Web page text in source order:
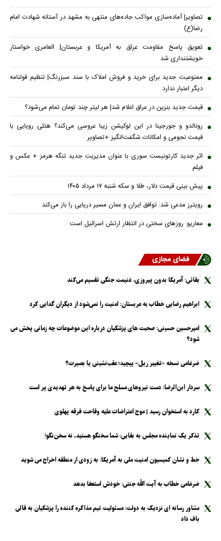
تصاویر| آماده‌سازی مواکب جاده‌های منتهی به مشهد در آستانه شهادت امام
رضا(ع)
تعویق پاسخ مقاومت عراق به آمریکا و عربستان| العامری خواستار
خویشتنداری شد
ممنوعیت جدید برای خرید و فروش املاک با سند سبزرنگ| تنظیم قولنامه
دیگر اعتبار ندارد
قیمت جدید بنزین در عراق اعلام شد| هر لیتر چند تومان تمام می‌شود؟
رونالدو و جورجینا در این لوکیشن زیبا عروسی می‌کند؟ هتلی رویایی با
قیمت نجومی و امکانات شگفت‌انگیز +تصاویر
اثر جدید کارتونیست سوری با عنوان مدیریت جدید تنگه هرمز + عکس و
فیلم
پیش بینی قیمت دلار، طلا و سکه شنبه ۱۷ مرداد ۱۴۰۵
رویترز مدعی شد: توافق ایران و عمان مسیر دریایی را باز می‌کند
معاریو: روزهای سختی در انتظار ارتش اسرائیل است
فضای مجازی
بقائی: آمریکا بدون پیروزی، غنیمت جنگی تقسیم می‌کند
ابراهیم رضایی خطاب به عربستان: امنیت را نمی‌شود از دیگران گدایی کرد
امیرحسین حسینی: صحبت های پزشکیان درباره این موضوعات چه زمانی پخش می
شود؟
ضرغامی نسخه «تغییر ریل» پیچید؛ عقب‌نشینی یا بصیرت؟
سردار ابن‌الرضا: دست نیرو‌های مسلح ما برای پاسخ به هر تهدیدی پر است
کارد به استخوان رسید | موج اعتراضات علیه وقاحت فرقه پهلوی
تذکر یک نماینده مجلس به بقایی: شما سخنگو هستید، نه سخن‌نگو!
خط و نشان کمیسیون امنیت ملی به آمریکا: به زودی از منطقه اخراج می شوید
ضرغامی خطاب به آیت الله جنتی: خودش استعفا بدهد
مشاور رسانه ای نزدیک به دولت: مسئولیت تیم مذاکره کننده را پزشکیان به قالی
باف داد